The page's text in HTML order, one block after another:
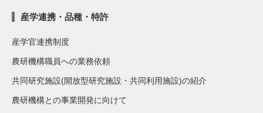
産学連携・品種・特許
産学官連携制度
農研機構職員への業務依頼
共同研究施設(開放型研究施設・共同利用施設)の紹介
農研機構との事業開発に向けて